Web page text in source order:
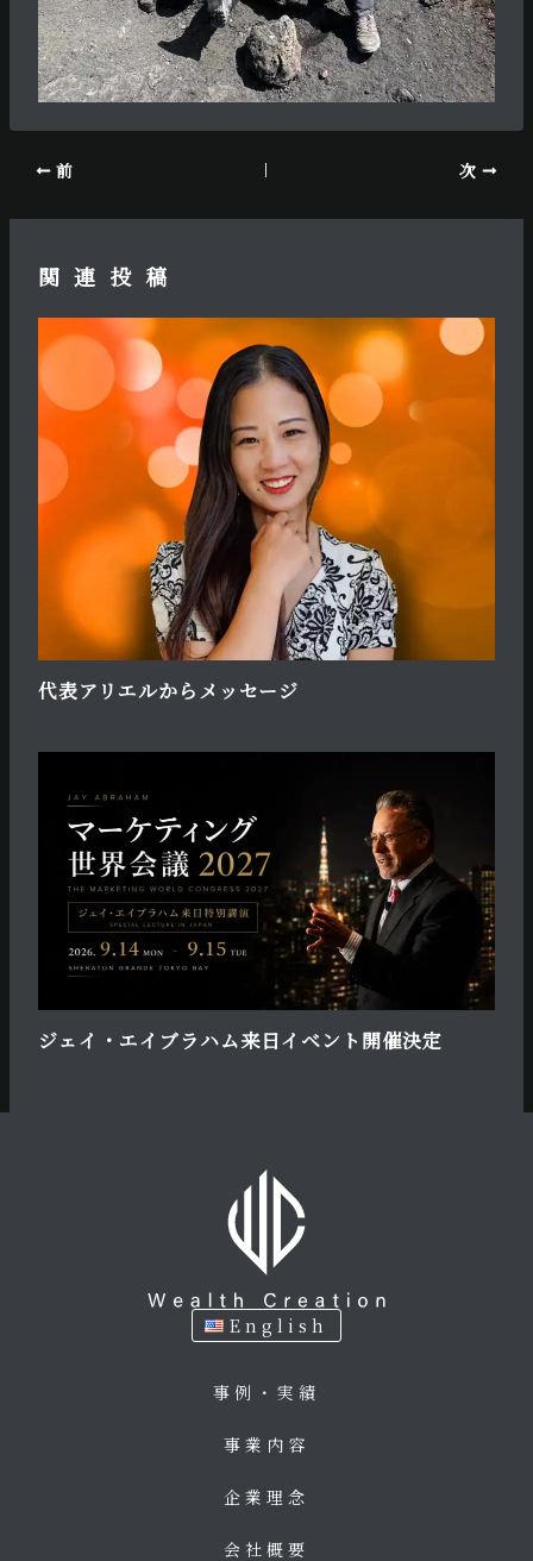
前 次
関連投稿
代表アリエルからメッセージ
ジェイ・エイブラハム来日イベント開催決定
English
事例・実績
事業内容
企業理念
会社概要